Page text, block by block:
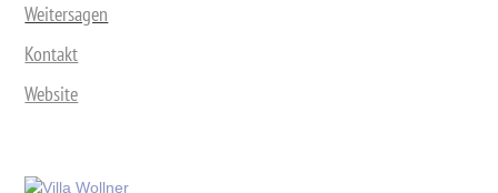
Weitersagen
Kontakt
Website